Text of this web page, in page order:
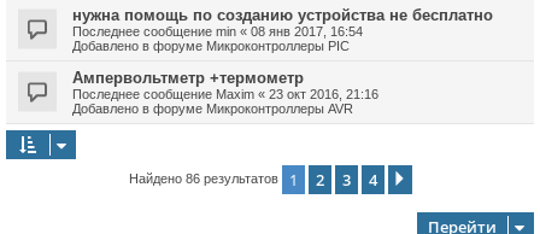
нужна помощь по созданию устройства не бесплатно
Последнее сообщение min « 08 янв 2017, 16:54
Добавлено в форуме Микроконтроллеры PIC
Ампервольтметр +термометр
Последнее сообщение Maxim « 23 окт 2016, 21:16
Добавлено в форуме Микроконтроллеры AVR
Найдено 86 результатов 1 2 3 4
Перейти